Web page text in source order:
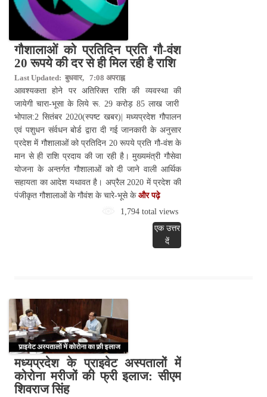
गौशालाओं को प्रतिदिन प्रति गौ-वंश
20 रूपये की दर से ही मिल रही है राशि
Last Updated: बुधवार, 7:08 अपराह्न
आवश्यकता होने पर अतिरिक्त राशि की व्यवस्था की
जायेगी चारा-भूसा के लिये रू. 29 करोड़ 85 लाख जारी
भोपाल:2 सितंबर 2020(स्पष्ट खबर)| मध्यप्रदेश गौपालन
एवं पशुधन संर्वधन बोर्ड द्वारा दी गई जानकारी के अनुसार
प्रदेश में गौशालाओं को प्रतिदिन 20 रूपये प्रति गौ-वंश के
मान से ही राशि प्रदाय की जा रही है। मुख्यमंत्री गौसेवा
योजना के अन्तर्गत गौशालाओं को दी जाने वाली आर्थिक
सहायता का आदेश यथावत है। अप्रैल 2020 में प्रदेश की
पंजीकृत गौशालाओं के गौवंश के चारे-भूसे के और पढ़े
1,794 total views
एक उत्तर
दें
मध्यप्रदेश के प्राइवेट अस्पतालों में
कोरोना मरीजों की फ्री इलाज: सीएम
शिवराज सिंह